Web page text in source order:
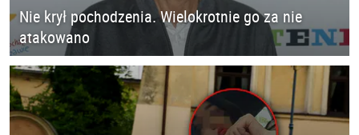
Nie krył pochodzenia. Wielokrotnie go za nie
atakowano